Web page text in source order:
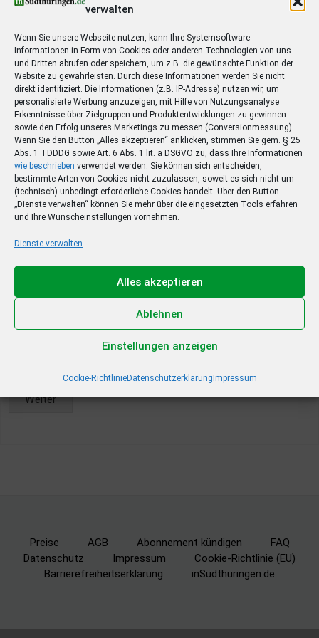
verwalten
Wenn Sie unsere Webseite nutzen, kann Ihre Systemsoftware
Informationen in Form von Cookies oder anderen Technologien von uns
und Dritten abrufen oder speichern, um z.B. die gewünschte Funktion der
Website zu gewährleisten. Durch diese Informationen werden Sie nicht
direkt identifiziert. Die Informationen (z.B. IP-Adresse) nutzen wir, um
personalisierte Werbung anzuzeigen, mit Hilfe von Nutzungsanalyse
Erkenntnisse über Zielgruppen und Produktentwicklungen zu gewinnen
sowie den Erfolg unseres Marketings zu messen (Conversionmessung).
Wenn Sie den Button „Alles akzeptieren“ anklicken, stimmen Sie gem. § 25
Abs. 1 TDDDG sowie Art. 6 Abs. 1 lit. a DSGVO zu, dass Ihre Informationen
wie beschrieben verwendet werden. Sie können sich entscheiden,
bestimmte Arten von Cookies nicht zuzulassen, soweit es sich nicht um
(technisch) unbedingt erforderliche Cookies handelt. Über den Button
„Dienste verwalten“ können Sie mehr über die eingesetzten Tools erfahren
und Ihre Wunscheinstellungen vornehmen.
Dienste verwalten
Alles akzeptieren
Ablehnen
Einstellungen anzeigen
Cookie-RichtlinieDatenschutzerklärung Impressum
6 Wochen für nur 9,90 €
E-Paper ab 20 Uhr am Vorabend verfügbar
Zugriff auf alle Lokalausgaben desE-Papers
Step1of 3
Mein besonderes Angebot*
Ja,ich lese meine Heimatzeitung als E-Paper-
Ausgabe6 Wochenzum Sonderpreis vonnur 9,90 €.Der
Bezug endet automatisch nach 6 Wochen.
Meine Ausgabe
Nach Bestelleingang zum nächstmöglichen Termin
Weiter
Preise AGB Abonnement kündigen
FAQ
Datenschutz
Impressum
Cookie-Richtlinie (EU)
Barrierefreiheitserklärung
inSüdthüringen.de